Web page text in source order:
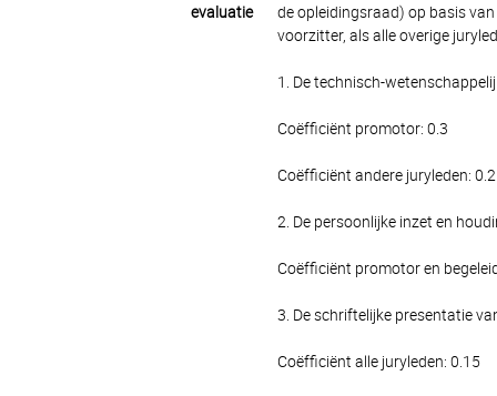
evaluatie
de opleidingsraad) op basis
voorzitter, als alle overige
1. De technisch-
Coëfficiënt promotor: 0.3
Coëfficiënt andere juryleden: 0.2
2. De persoonlijke inzet en
Coëfficiënt promotor en
3. De schriftelijke presentatie
Coëfficiënt alle juryleden: 0.15